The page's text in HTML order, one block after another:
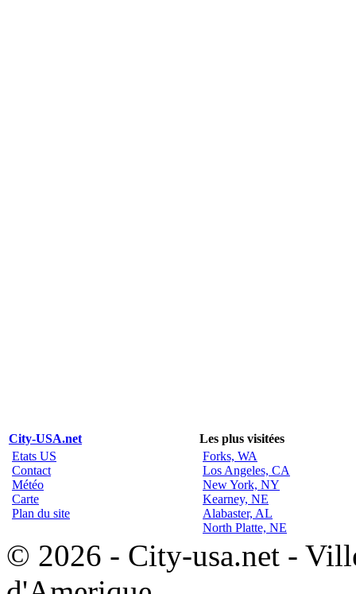
City-USA.net
Les plus visitées
Etats US
Contact
Météo
Carte
Plan du site
Forks, WA
Los Angeles, CA
New York, NY
Kearney, NE
Alabaster, AL
North Platte, NE
© 2026 - City-usa.net -